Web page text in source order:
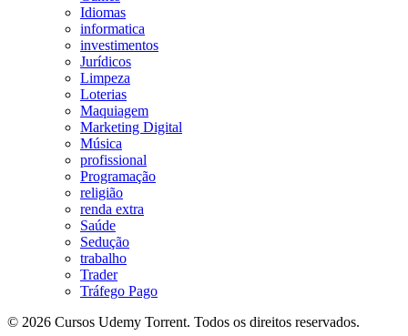
Idiomas
informatica
investimentos
Jurídicos
Limpeza
Loterias
Maquiagem
Marketing Digital
Música
profissional
Programação
religião
renda extra
Saúde
Sedução
trabalho
Trader
Tráfego Pago
© 2026 Cursos Udemy Torrent. Todos os direitos reservados.